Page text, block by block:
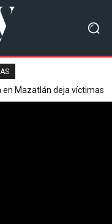
en Mazatlán deja víctimas